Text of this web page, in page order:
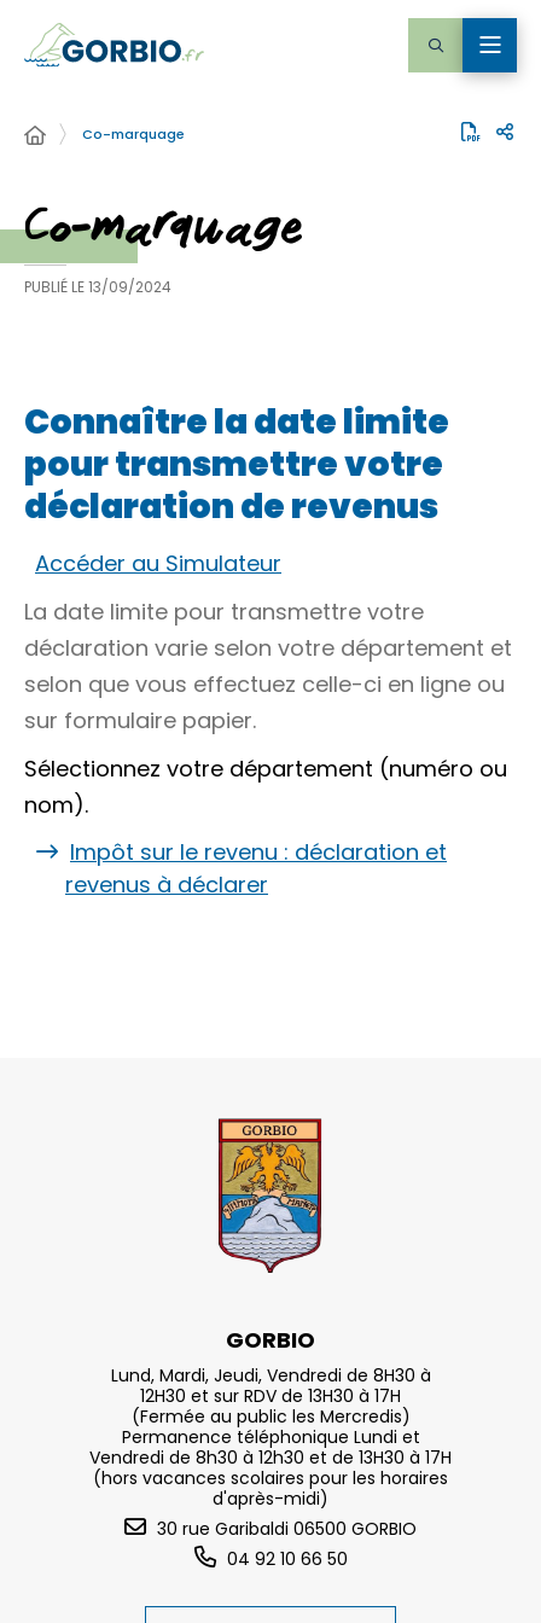
Co-marquage
Co-marquage
PUBLIÉ LE13/09/2024
Connaître la date limite
pour transmettre votre
déclaration de revenus
Accéder au Simulateur
La date limite pour transmettre votre
déclaration varie selon votre département et
selon que vous effectuez celle-ci en ligne ou
sur formulaire papier.
Sélectionnez votre département (numéro ou
nom).
Impôt sur le revenu : déclaration et
revenus à déclarer
GORBIO
Lund, Mardi, Jeudi, Vendredi de 8H30 à
12H30 et sur RDV de 13H30 à 17H
(Fermée au public les Mercredis)
Permanence téléphonique Lundi et
Vendredi de 8h30 à 12h30 et de 13H30 à 17H
(hors vacances scolaires pour les horaires
d'après-midi)
30 rue Garibaldi 06500 GORBIO
04 92 10 66 50